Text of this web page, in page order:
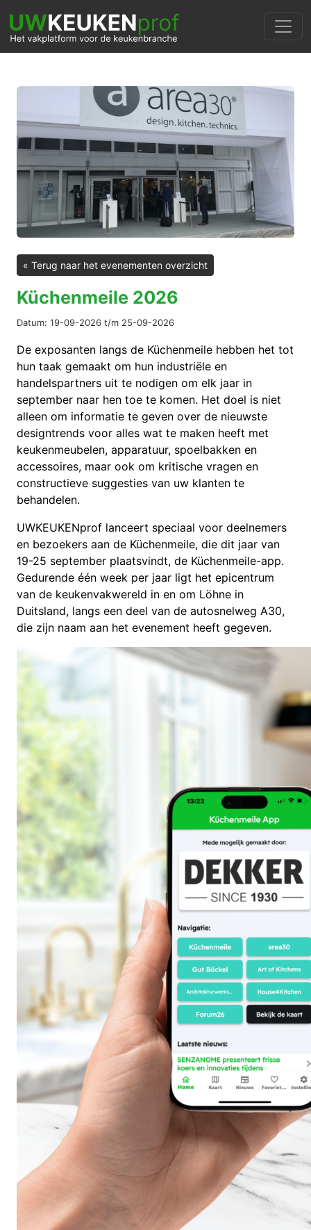
« Terug naar het evenementen overzicht
Küchenmeile 2026
Datum: 19-09-2026 t/m 25-09-2026
De exposanten langs de Küchenmeile hebben het tot
hun taak gemaakt om hun industriële en
handelspartners uit te nodigen om elk jaar in
september naar hen toe te komen. Het doel is niet
alleen om informatie te geven over de nieuwste
designtrends voor alles wat te maken heeft met
keukenmeubelen, apparatuur, spoelbakken en
accessoires, maar ook om kritische vragen en
constructieve suggesties van uw klanten te
behandelen.
UWKEUKENprof lanceert speciaal voor deelnemers
en bezoekers aan de Küchenmeile, die dit jaar van
19-25 september plaatsvindt, de Küchenmeile-app.
Gedurende één week per jaar ligt het epicentrum
van de keukenvakwereld in en om Löhne in
Duitsland, langs een deel van de autosnelweg A30,
die zijn naam aan het evenement heeft gegeven.